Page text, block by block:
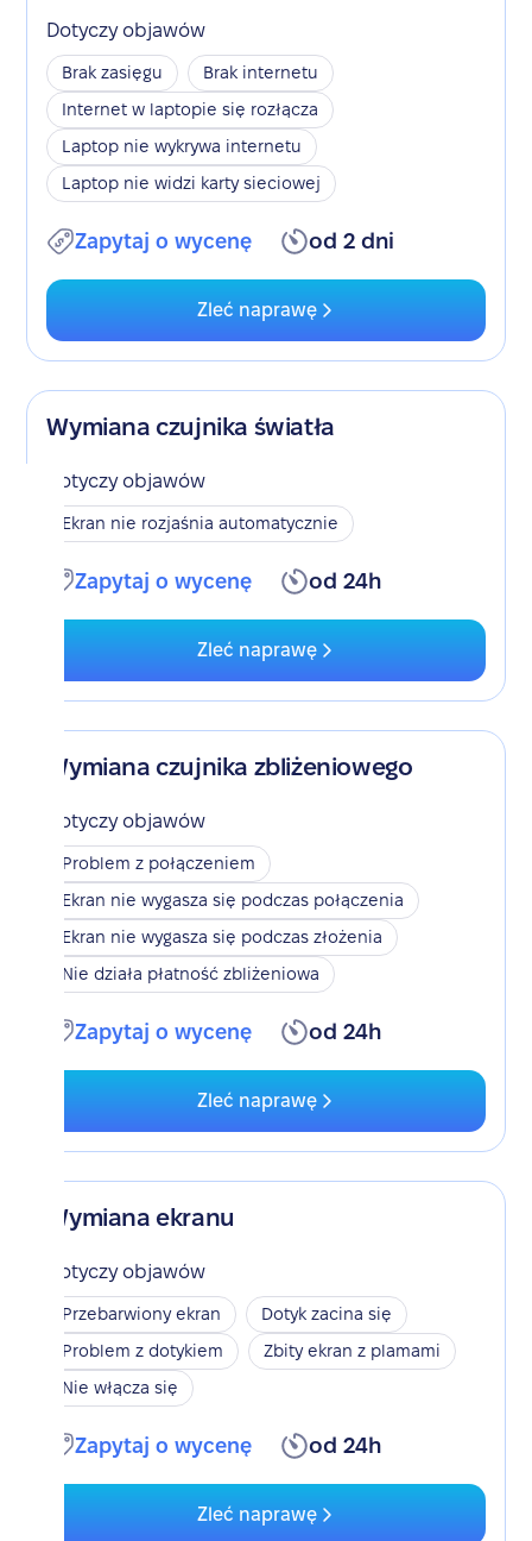
Dotyczy objawów
Brak zasięgu
Brak internetu
Internet w laptopie się rozłącza
Laptop nie wykrywa internetu
Laptop nie widzi karty sieciowej
Zapytaj o wycenę od 2 dni
Zleć naprawę
Wymiana czujnika światła
Dotyczy objawów
Ekran nie rozjaśnia automatycznie
Zapytaj o wycenę od 24h
Zleć naprawę
Wymiana czujnika zbliżeniowego
Dotyczy objawów
Problem z połączeniem
Ekran nie wygasza się podczas połączenia
Ekran nie wygasza się podczas złożenia
Nie działa płatność zbliżeniowa
Zapytaj o wycenę od 24h
Zleć naprawę
Wymiana ekranu
Dotyczy objawów
Przebarwiony ekran
Dotyk zacina się
Problem z dotykiem
Zbity ekran z plamami
Nie włącza się
Zapytaj o wycenę od 24h
Zleć naprawę